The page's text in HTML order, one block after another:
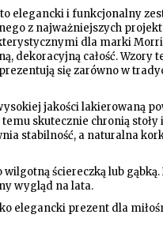
elegancki i funkcjonalny
z najważniejszych
dla marki
całość. Wzory
się zarówno w
jakości lakierowaną
skutecznie chronią
stabilność, a naturalna
ściereczką lub gąbką.
wygląd na lata.
elegancki prezent dla